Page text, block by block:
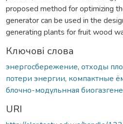
proposed method for optimizing
generator can be used in the
generating plants for fruit wood
Ключові слова
энергосбережение, отходы
потери энергии, компактные
блочно-модульнная
URI